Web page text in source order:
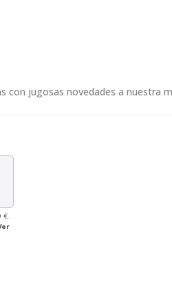
con jugosas novedades a nuestra
€.